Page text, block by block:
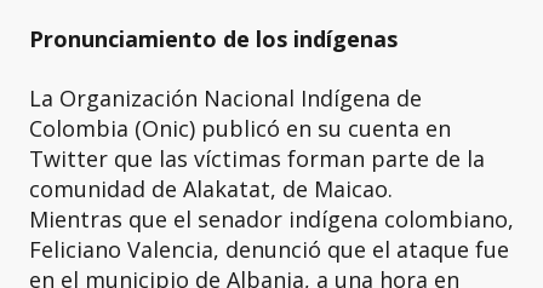
Pronunciamiento de los indígenas
La Organización Nacional Indígena de
Colombia (Onic) publicó en su cuenta en
Twitter que las víctimas forman parte de la
comunidad de Alakatat, de Maicao.
Mientras que el senador indígena colombiano,
Feliciano Valencia, denunció que el ataque fue
en el municipio de Albania, a una hora en